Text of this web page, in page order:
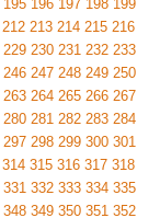
195 196 197 198 199
212 213 214 215 216
229 230 231 232 233
246 247 248 249 250
263 264 265 266 267
280 281 282 283 284
297 298 299 300 301
314 315 316 317 318
331 332 333 334 335
348 349 350 351 352